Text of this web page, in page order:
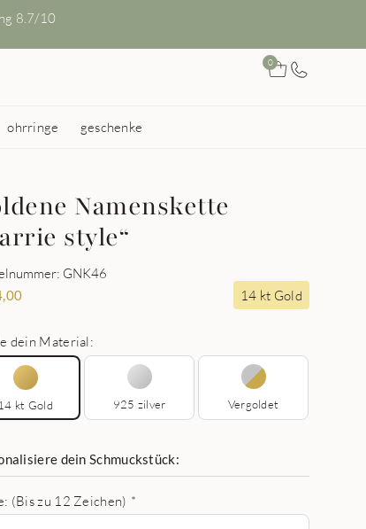
8.7/10
0
ohrringe geschenke
Namenskette
style“
GNK46
14 kt Gold
dein Material:
kt Gold 925 zilver Vergoldet
dein Schmuckstück:
(Bis zu 12 Zeichen) *